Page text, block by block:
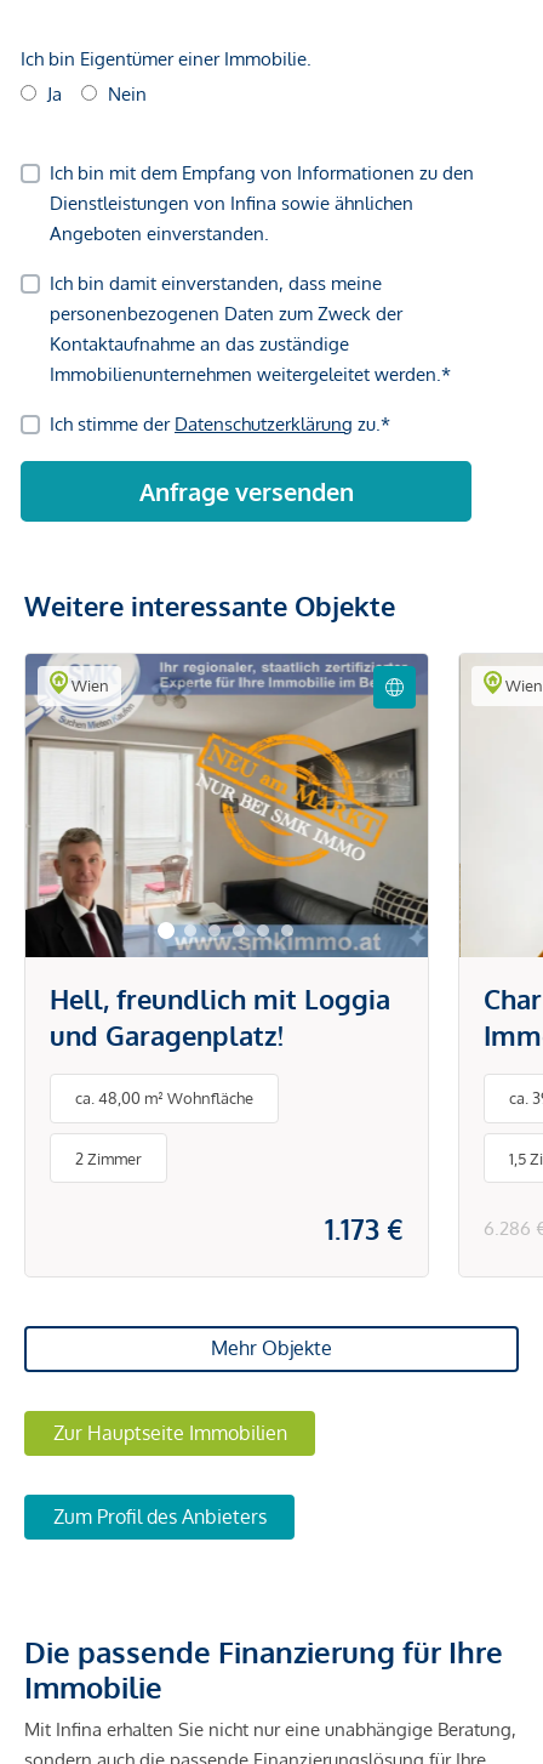
Weitere interessante Objekte
Wien
Hell, freundlich mit Loggia
und Garagenplatz!
ca. 48,00 m² Wohnfläche
2 Zimmer
1.173 €
Wien
ca.
1,5
6.286
Mehr Objekte
Zur Hauptseite Immobilien
Zum Profil des Anbieters
Die passende Finanzierung für Ihre
Immobilie
Mit Infina erhalten Sie nicht nur eine unabhängige Beratung,